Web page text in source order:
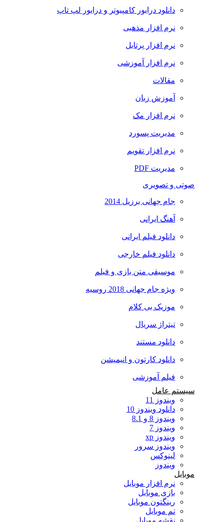
دانلود درایور کامپیوتر و درایور لپ تاپ
نرم افزار مذهبی
نرم افزار پرتابل
نرم افزار آموزشی
مقالات
آموزش زبان
نرم افزار مک
مدیریت پسورد
نرم افزار تقویم
مدیریت PDF
صوتی و تصویری
جام جهانی برزیل 2014
آهنگ ایرانی
دانلود فیلم ایرانی
دانلود فیلم خارجی
موسیقی متن بازی و فیلم
ویژه جام جهانی 2018 روسیه
موزیک بی کلام
تیتراژ سریال
دانلود مستند
دانلود کارتون و انیمیشن
فیلم آموزشی
سیستم عامل
ویندوز 11
دانلود ویندوز 10
ویندوز 8 و 8.1
ویندوز 7
ویندوز xp
ویندوز سرور
لینوکس
ویندوز
نرم افزار موبایل
بازی موبایل
رینگتون موبایل
تم موبایل
نقشه موبایل